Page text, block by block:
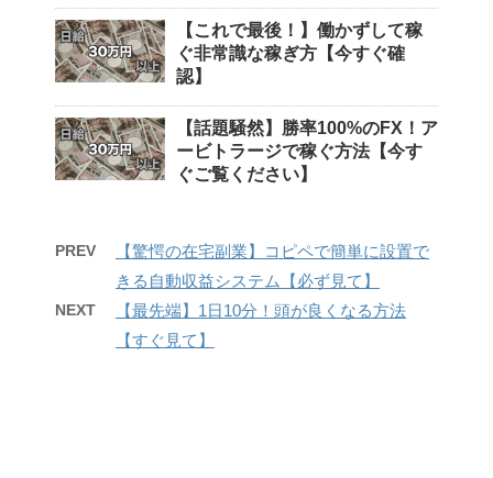
【これで最後！】働かずして稼
ぐ非常識な稼ぎ方【今すぐ確
認】
【話題騒然】勝率100%のFX！ア
ービトラージで稼ぐ方法【今す
ぐご覧ください】
PREV
【驚愕の在宅副業】コピペで簡単に設置で
きる自動収益システム【必ず見て】
NEXT
【最先端】1日10分！頭が良くなる方法
【すぐ見て】